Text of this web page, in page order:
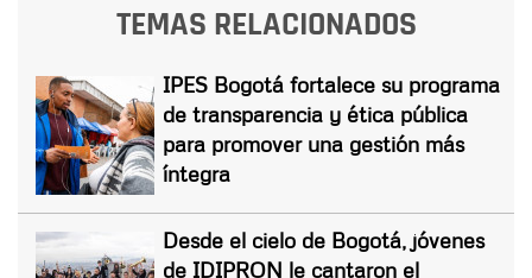
TEMAS RELACIONADOS
IPES Bogotá fortalece su programa
de transparencia y ética pública
para promover una gestión más
íntegra
Desde el cielo de Bogotá, jóvenes
de IDIPRON le cantaron el